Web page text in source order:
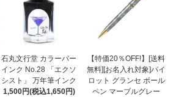
石丸文行堂 カラーバー
インク No.28 「エクソ
シスト」 万年筆インク
1,500円(税込1,650円)
【特価20％OFF!】[送料
無料][お名入れ対象]パイ
ロット グランセ ボール
ペン マーブルグレー